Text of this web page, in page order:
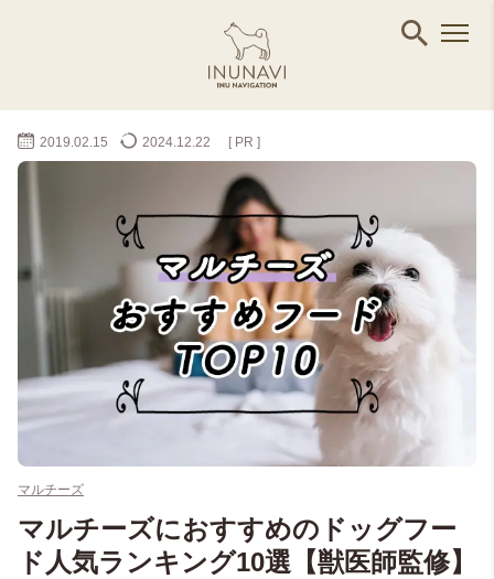
2019.02.15 2024.12.22 [ PR ]
マルチーズ
マルチーズにおすすめのドッグフー
ド人気ランキング10選【獣医師監修】